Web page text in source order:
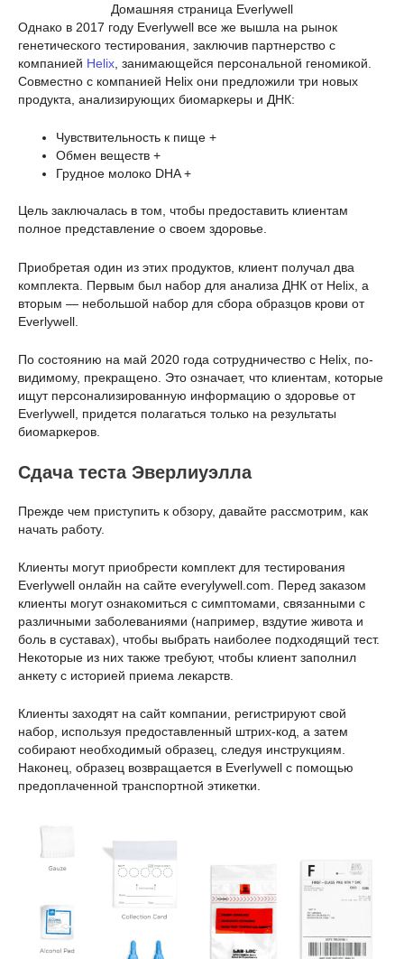
Домашняя страница Everlywell
Однако в 2017 году Everlywell все же вышла на рынок
генетического тестирования, заключив партнерство с
компанией Helix , занимающейся персональной геномикой.
Совместно с компанией Helix они предложили три новых
продукта, анализирующих биомаркеры и ДНК:
Чувствительность к пище +
Обмен веществ +
Грудное молоко DHA +
Цель заключалась в том, чтобы предоставить клиентам
полное представление о своем здоровье.
Приобретая один из этих продуктов, клиент получал два
комплекта. Первым был набор для анализа ДНК от Helix, а
вторым — небольшой набор для сбора образцов крови от
Everlywell.
По состоянию на май 2020 года сотрудничество с Helix, по-
видимому, прекращено. Это означает, что клиентам, которые
ищут персонализированную информацию о здоровье от
Everlywell, придется полагаться только на результаты
биомаркеров.
Сдача теста Эверлиуэлла
Прежде чем приступить к обзору, давайте рассмотрим, как
начать работу.
Клиенты могут приобрести комплект для тестирования
Everlywell онлайн на сайте everylywell.com. Перед заказом
клиенты могут ознакомиться с симптомами, связанными с
различными заболеваниями (например, вздутие живота и
боль в суставах), чтобы выбрать наиболее подходящий тест.
Некоторые из них также требуют, чтобы клиент заполнил
анкету с историей приема лекарств.
Клиенты заходят на сайт компании, регистрируют свой
набор, используя предоставленный штрих-код, а затем
собирают необходимый образец, следуя инструкциям.
Наконец, образец возвращается в Everlywell с помощью
предоплаченной транспортной этикетки.